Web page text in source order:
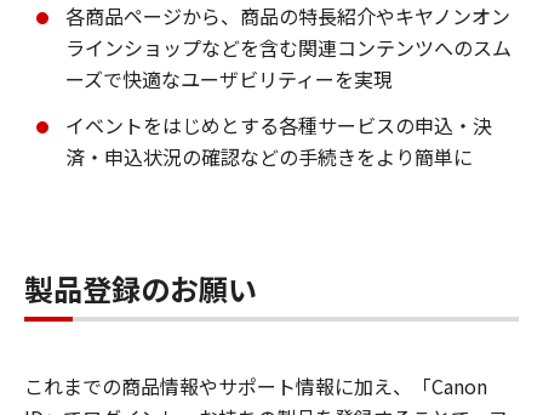
各商品ページから、商品の特長紹介やキヤノンオン
ラインショップなどを含む関連コンテンツへのスム
ーズで快適なユーザビリティーを実現
イベントをはじめとする各種サービスの申込・決
済・申込状況の確認などの手続きをより簡単に
製品登録のお願い
これまでの商品情報やサポート情報に加え、「Canon